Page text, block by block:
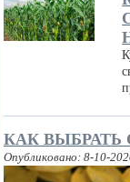
КАК
Опубликовано: 8-10-